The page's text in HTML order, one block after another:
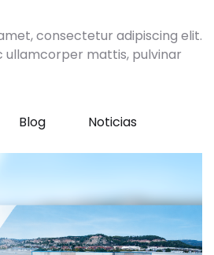
consectetur adipiscing elit.
ullamcorper mattis, pulvinar
Blog Noticias